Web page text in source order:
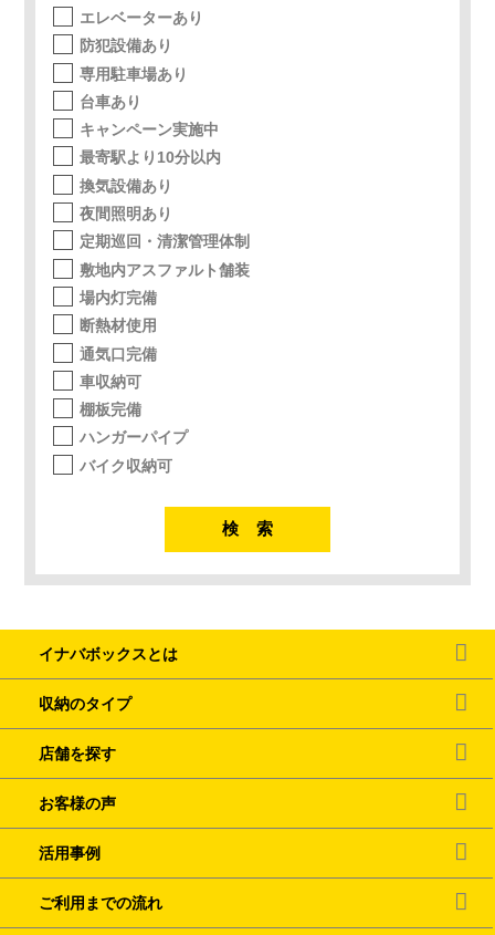
エレベーターあり
防犯設備あり
専用駐車場あり
台車あり
キャンペーン実施中
最寄駅より10分以内
換気設備あり
夜間照明あり
定期巡回・清潔管理体制
敷地内アスファルト舗装
場内灯完備
断熱材使用
通気口完備
車収納可
棚板完備
ハンガーパイプ
バイク収納可
イナバボックスとは
収納のタイプ
店舗を探す
お客様の声
活用事例
ご利用までの流れ